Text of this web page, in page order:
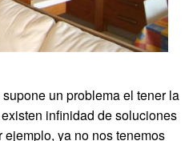
un problema el tener la
infinidad de soluciones
ya no nos tenemos